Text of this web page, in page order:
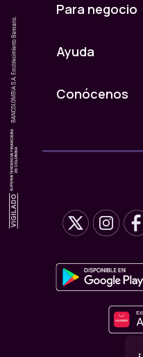
Para negocio
Ayuda
Conócenos